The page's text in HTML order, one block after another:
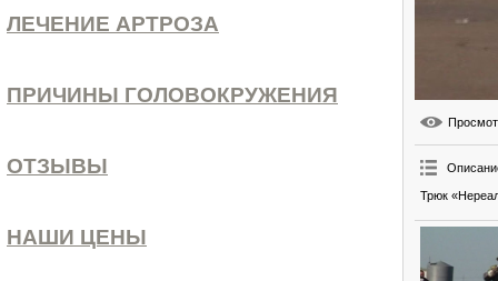
ЛЕЧЕНИЕ АРТРОЗА
ПРИЧИНЫ ГОЛОВОКРУЖЕНИЯ
ОТЗЫВЫ
НАШИ ЦЕНЫ
Трюк